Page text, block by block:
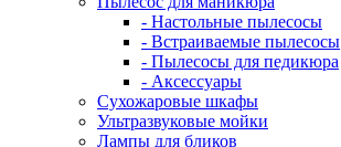
- Настольные пылесосы
- Встраиваемые пылесосы
- Пылесосы для педикюра
- Аксессуары
Сухожаровые шкафы
Ультразвуковые мойки
Лампы для бликов